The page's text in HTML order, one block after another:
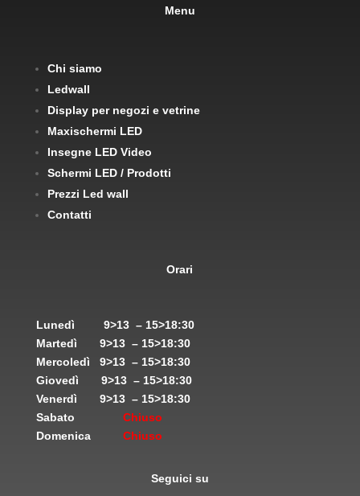
Menu
Chi siamo
Ledwall
Display per negozi e vetrine
Maxischermi LED
Insegne LED Video
Schermi LED / Prodotti
Prezzi Led wall
Contatti
Orari
Lunedì 9>13 – 15>18:30
Martedì 9>13 – 15>18:30
Mercoledì 9>13 – 15>18:30
Giovedì 9>13 – 15>18:30
Venerdì 9>13 – 15>18:30
Sabato
Chiuso
Domenica
Chiuso
Seguici su